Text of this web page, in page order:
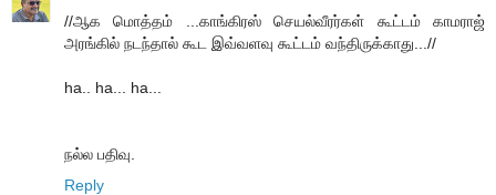
//ஆக மொத்தம் ...காங்கிரஸ் செயல்வீரர்கள் கூட்டம் காமராஜ்
அரங்கில் நடந்தால் கூட இவ்வளவு கூட்டம் வந்திருக்காது...//
ha.. ha... ha...
நல்ல பதிவு.
Reply